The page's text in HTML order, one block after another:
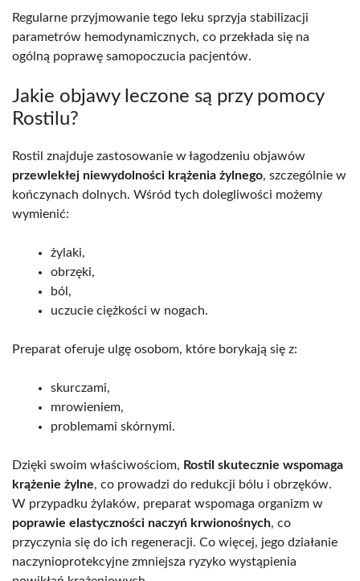
Regularne przyjmowanie tego leku sprzyja stabilizacji
parametrów hemodynamicznych, co przekłada się na
ogólną poprawę samopoczucia pacjentów.
Jakie objawy leczone są przy pomocy
Rostilu?
Rostil znajduje zastosowanie w łagodzeniu objawów
przewlekłej niewydolności krążenia żylnego, szczególnie w
kończynach dolnych. Wśród tych dolegliwości możemy
wymienić:
żylaki,
obrzęki,
ból,
uczucie ciężkości w nogach.
Preparat oferuje ulgę osobom, które borykają się z:
skurczami,
mrowieniem,
problemami skórnymi.
Dzięki swoim właściwościom, Rostil skutecznie wspomaga
krążenie żylne, co prowadzi do redukcji bólu i obrzęków.
W przypadku żylaków, preparat wspomaga organizm w
poprawie elastyczności naczyń krwionośnych, co
przyczynia się do ich regeneracji. Co więcej, jego działanie
naczynioprotekcyjne zmniejsza ryzyko wystąpienia